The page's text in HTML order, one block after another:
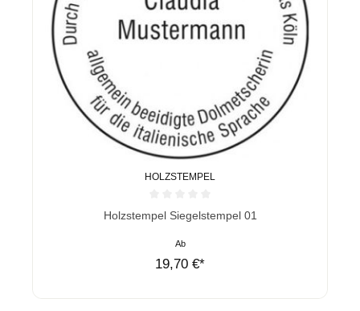
HOLZSTEMPEL
Durchschnittliche Bewertung von 0 von 5 Sternen
Holzstempel Siegelstempel 01
Ab
19,70 €*